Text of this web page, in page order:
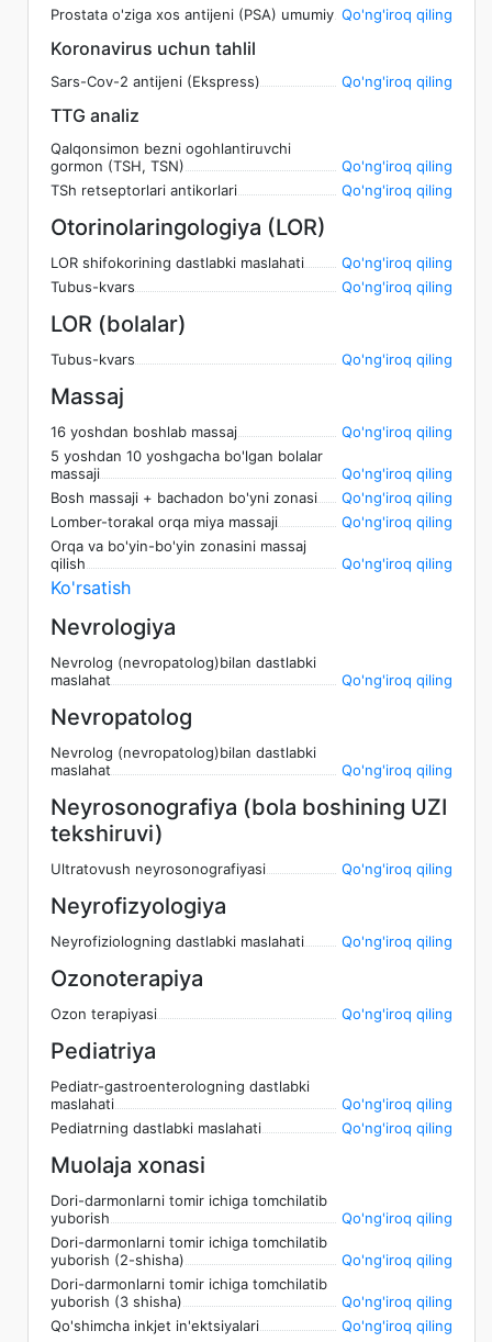
Prostata o'ziga xos antijeni (PSA) umumiy Qo'ng'iroq qiling
Koronavirus uchun tahlil
Sars-Cov-2 antijeni (Ekspress) Qo'ng'iroq qiling
TTG analiz
Qalqonsimon bezni ogohlantiruvchi
gormon (TSH, TSN)
Qo'ng'iroq qiling
TSh retseptorlari antikorlari
Qo'ng'iroq qiling
Otorinolaringologiya (LOR)
LOR shifokorining dastlabki maslahati
Qo'ng'iroq qiling
Tubus-kvars
Qo'ng'iroq qiling
LOR (bolalar)
Tubus-kvars Qo'ng'iroq qiling
Massaj
16 yoshdan boshlab massaj
Qo'ng'iroq qiling
5 yoshdan 10 yoshgacha bo'lgan bolalar
massaji
Qo'ng'iroq qiling
Bosh massaji + bachadon bo'yni zonasi
Qo'ng'iroq qiling
Lomber-torakal orqa miya massaji
Qo'ng'iroq qiling
Orqa va bo'yin-bo'yin zonasini massaj
qilish
Qo'ng'iroq qiling
Ko'rsatish
Nevrologiya
Nevrolog (nevropatolog)bilan dastlabki
maslahat
Qo'ng'iroq qiling
Nevropatolog
Nevrolog (nevropatolog)bilan dastlabki
maslahat
Qo'ng'iroq qiling
Neyrosonografiya (bola boshining UZI
tekshiruvi)
Ultratovush neyrosonografiyasi Qo'ng'iroq qiling
Neyrofizyologiya
Neyrofiziologning dastlabki maslahati Qo'ng'iroq qiling
Ozonoterapiya
Ozon terapiyasi Qo'ng'iroq qiling
Pediatriya
Pediatr-gastroenterologning dastlabki
maslahati
Qo'ng'iroq qiling
Pediatrning dastlabki maslahati
Qo'ng'iroq qiling
Muolaja xonasi
Dori-darmonlarni tomir ichiga tomchilatib
yuborish
Qo'ng'iroq qiling
Dori-darmonlarni tomir ichiga tomchilatib
yuborish (2-shisha)
Qo'ng'iroq qiling
Dori-darmonlarni tomir ichiga tomchilatib
yuborish (3 shisha)
Qo'ng'iroq qiling
Qo'shimcha inkjet in'ektsiyalari
Qo'ng'iroq qiling